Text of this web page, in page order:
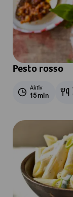
Pesto rosso
Aktiv
15min